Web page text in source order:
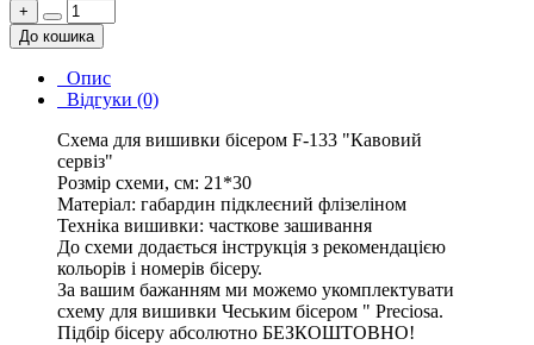
+
До кошика
Опис
Відгуки (0)
Схема для вишивки бісером F-133 "Кавовий
сервіз"
Розмір схеми, см: 21*30
Матеріал: габардин підклеєний флізеліном
Техніка вишивки: часткове зашивання
До схеми додається інструкція з рекомендацією
кольорів і номерів бісеру.
За вашим бажанням ми можемо укомплектувати
схему для вишивки Чеським бісером " Preciosa.
Підбір бісеру абсолютно БЕЗКОШТОВНО!